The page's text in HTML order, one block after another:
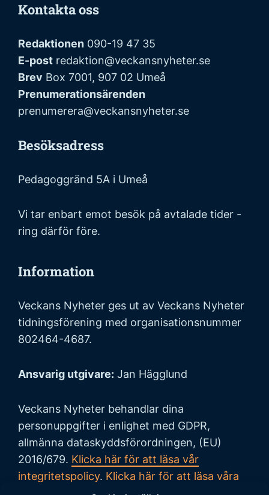
Kontakta oss
Redaktionen 090-19 47 35
E-post redaktion@veckansnyheter.se
Brev Box 7001, 907 02 Umeå
Prenumerationsärenden
prenumerera@veckansnyheter.se
Besöksadress
Pedagoggränd 5A i Umeå
Vi tar enbart emot besök på avtalade tider -
ring därför före.
Information
Veckans Nyheter ges ut av Veckans Nyheter
tidningsförening med organisationsnummer
802464-4687.
Ansvarig utgivare: Jan Hägglund
Veckans Nyheter behandlar dina
personuppgifter i enlighet med GDPR,
allmänna dataskyddsförordningen, (EU)
2016/679. Klicka här för att läsa vår
integritetspolicy. Klicka här för att läsa våra